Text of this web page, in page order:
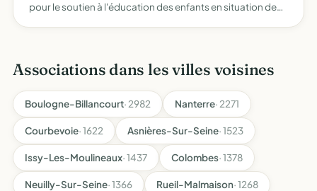
pour le soutien à l'éducation des enfants en situation de
Associations dans les villes voisines
Boulogne-Billancourt· 2982 Nanterre· 2271
Courbevoie· 1622 Asnières-Sur-Seine· 1523
Issy-Les-Moulineaux· 1437 Colombes· 1378
Neuilly-Sur-Seine· 1366 Rueil-Malmaison· 1268